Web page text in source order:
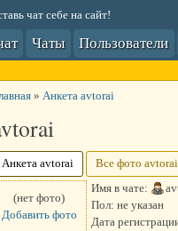
чат себе на сайт!
Чаты Пользователи
» Анкета avtorai
Анкета avtorai Все фото avtorai
(нет фото)
Добавить фото
Имя в чате:
Пол: не указан
Дата